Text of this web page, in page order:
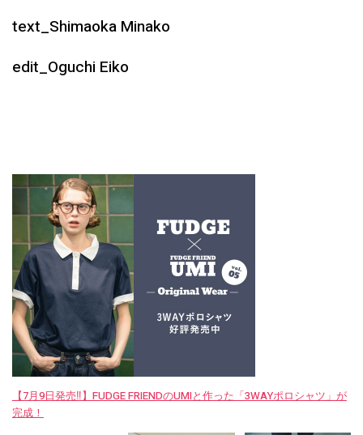
text_Shimaoka Minako
edit_Oguchi Eiko
【7月9日発売‼︎】FUDGE FRIENDのUMIと作った「3WAYポロシャツ」が
完成！